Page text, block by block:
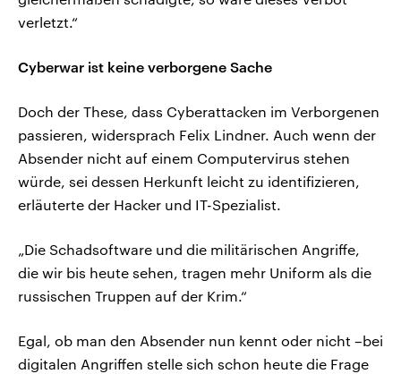
verletzt.“
Cyberwar ist keine verborgene Sache
Doch der These, dass Cyberattacken im Verborgenen
passieren, widersprach Felix Lindner. Auch wenn der
Absender nicht auf einem Computervirus stehen
würde, sei dessen Herkunft leicht zu identifizieren,
erläuterte der Hacker und IT-Spezialist.
„Die Schadsoftware und die militärischen Angriffe,
die wir bis heute sehen, tragen mehr Uniform als die
russischen Truppen auf der Krim.“
Egal, ob man den Absender nun kennt oder nicht –bei
digitalen Angriffen stelle sich schon heute die Frage